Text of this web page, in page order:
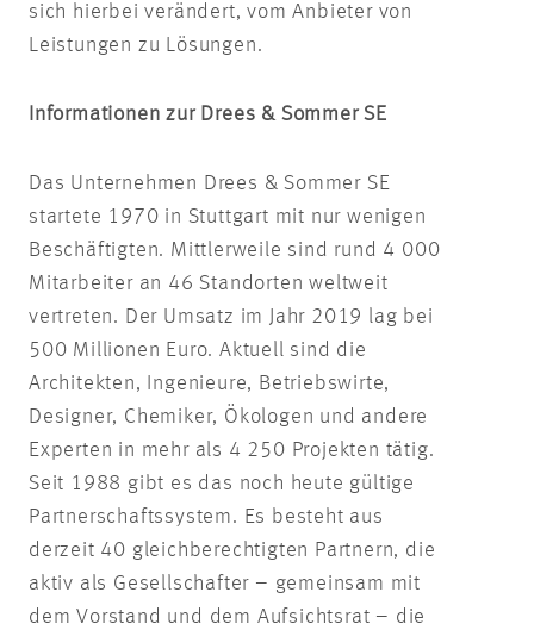
sich hierbei verändert, vom Anbieter von
Leistungen zu Lösungen.
Informationen zur Drees & Sommer SE
Das Unternehmen Drees & Sommer SE
startete 1970 in Stuttgart mit nur wenigen
Beschäftigten. Mittlerweile sind rund 4 000
Mitarbeiter an 46 Standorten weltweit
vertreten. Der Umsatz im Jahr 2019 lag bei
500 Millionen Euro. Aktuell sind die
Architekten, Ingenieure, Betriebswirte,
Designer, Chemiker, Ökologen und andere
Experten in mehr als 4 250 Projekten tätig.
Seit 1988 gibt es das noch heute gültige
Partnerschaftssystem. Es besteht aus
derzeit 40 gleichberechtigten Partnern, die
aktiv als Gesellschafter – gemeinsam mit
dem Vorstand und dem Aufsichtsrat – die